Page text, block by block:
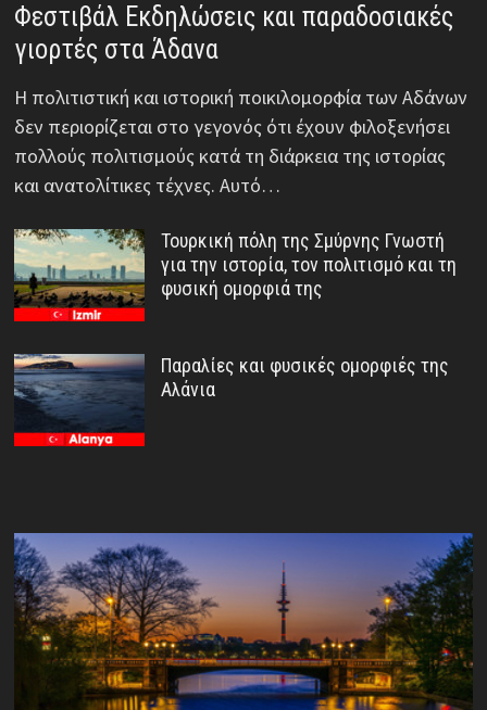
Φεστιβάλ Εκδηλώσεις και παραδοσιακές
γιορτές στα Άδανα
Η πολιτιστική και ιστορική ποικιλομορφία των Αδάνων
δεν περιορίζεται στο γεγονός ότι έχουν φιλοξενήσει
πολλούς πολιτισμούς κατά τη διάρκεια της ιστορίας
και ανατολίτικες τέχνες. Αυτό…
Τουρκική πόλη της Σμύρνης Γνωστή
για την ιστορία, τον πολιτισμό και τη
φυσική ομορφιά της
Παραλίες και φυσικές ομορφιές της
Αλάνια